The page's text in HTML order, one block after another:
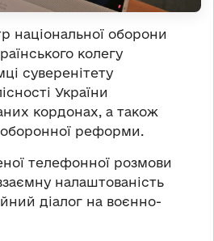
національної оборони
колегу
суверенітету
України
кордонах, а також
оборонної реформи.
телефонної розмови
налаштованість
діалог на воєнно-